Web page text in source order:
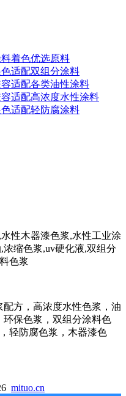
着色优选原料
适配双组分涂料
适配各类油性涂料
适配高浓度水性涂料
适配轻防腐涂料
性木器漆色浆,水性工业涂
缩色浆,uv硬化液,双组分
色浆
方，高浓度水性色浆，油
保色浆，双组分涂料色
轻防腐色浆，木器漆色
mituo.cn